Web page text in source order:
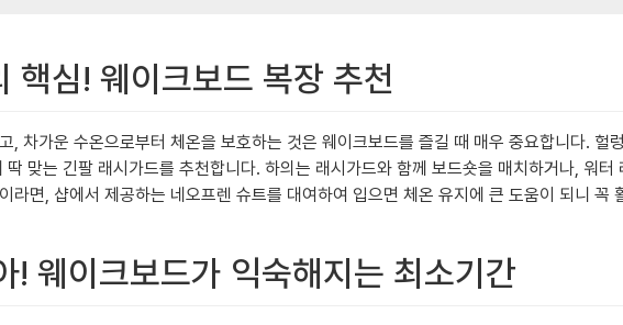
핵심! 웨이크보드 복장 추천
, 차가운 수온으로부터 체온을 보호하는 것은 웨이크보드를 즐길 때 매우 중요합니다. 헐
맞는 긴팔 래시가드를 추천합니다. 하의는 래시가드와 함께 보드숏을 매치하거나, 워
라면, 샵에서 제공하는 네오프렌 슈트를 대여하여 입으면 체온 유지에 큰 도움이 되니 꼭
! 웨이크보드가 익숙해지는 최소기간